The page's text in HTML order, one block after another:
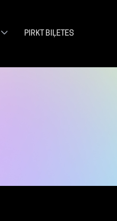
PIRKT BIĻETES